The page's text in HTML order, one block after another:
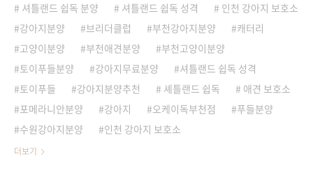
셔틀랜드 쉽독 분양
셔틀랜드 쉽독 성격
인천 강아지 보호소
강아지분양
브리더클럽 부천강아지분양
캐터리
고양이분양
부천애견분양
부천고양이분양
토이푸들분양
강아지무료분양
셔틀랜드 쉽독 성격
토이푸들
강아지분양추천 셰틀랜드 쉽독
애견 보호소
포메라니안분양
강아지 오케이독부천점
푸들분양
수원강아지분양
인천 강아지 보호소
더보기